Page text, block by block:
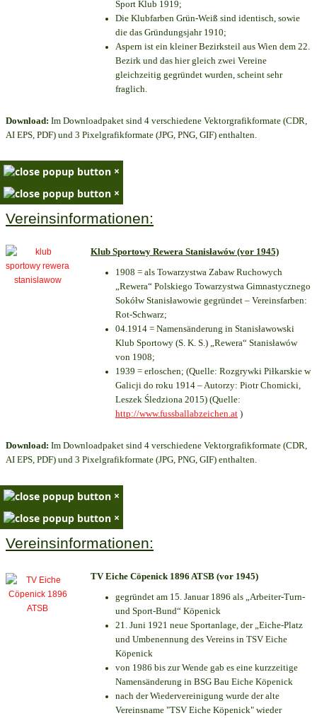
Sport Klub 1919;
Die Klubfarben Grün-Weiß sind identisch, sowie
die das Gründungsjahr 1910;
Aspern ist ein kleiner Bezirksteil aus Wien dem 22.
Bezirk und das hier gleich zwei Vereine
gleichzeitig gegründet wurden, scheint sehr
fraglich.
Download: Im Downloadpaket sind 4 verschiedene Vektorgrafikformate (CDR,
AI EPS, PDF) und 3 Pixelgrafikformate (JPG, PNG, GIF) enthalten.
×
×
Vereinsinformationen:
Klub Sportowy Rewera Stanisławów (vor 1945)
1908 = als Towarzystwa Zabaw Ruchowych
„Rewera“ Polskiego Towarzystwa Gimnastycznego
Sokółw Stanisławowie gegründet – Vereinsfarben:
Rot-Schwarz;
04.1914 = Namensänderung in Stanisławowski
Klub Sportowy (S. K. S.) „Rewera“ Stanisławów
von 1908;
1939 = erloschen; (Quelle: Rozgrywki Piłkarskie w
Galicji do roku 1914 – Autorzy: Piotr Chomicki,
Leszek Śledziona 2015) (Quelle:
http://www.fussballabzeichen.at )
Download: Im Downloadpaket sind 4 verschiedene Vektorgrafikformate (CDR,
AI EPS, PDF) und 3 Pixelgrafikformate (JPG, PNG, GIF) enthalten.
×
×
Vereinsinformationen:
TV Eiche Cöpenick 1896 ATSB (vor 1945)
gegründet am 15. Januar 1896 als „Arbeiter-Turn-
und Sport-Bund“ Köpenick
21. Juni 1921 neue Sportanlage, der „Eiche-Platz
und Umbenennung des Vereins in TSV Eiche
Köpenick
von 1986 bis zur Wende gab es eine kurzzeitige
Namensänderung in BSG Bau Eiche Köpenick
nach der Wiedervereinigung wurde der alte
Vereinsname "TSV Eiche Köpenick" wieder